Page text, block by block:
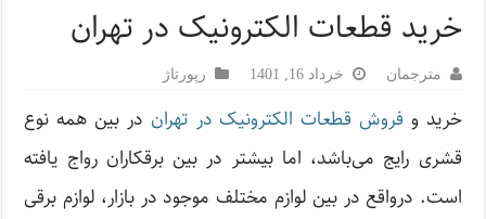
خرید قطعات الکترونیک در تهران
مترجمان خرداد 16, 1401 رپورتاژ‌
خرید و فروش قطعات الکترونیک در تهران در بین همه نوع
قشری رایج می‌باشد، اما بیشتر در بین برقکاران رواج یافته
است. در‌واقع در بین لوازم مختلف موجود در بازار، لوازم برقی